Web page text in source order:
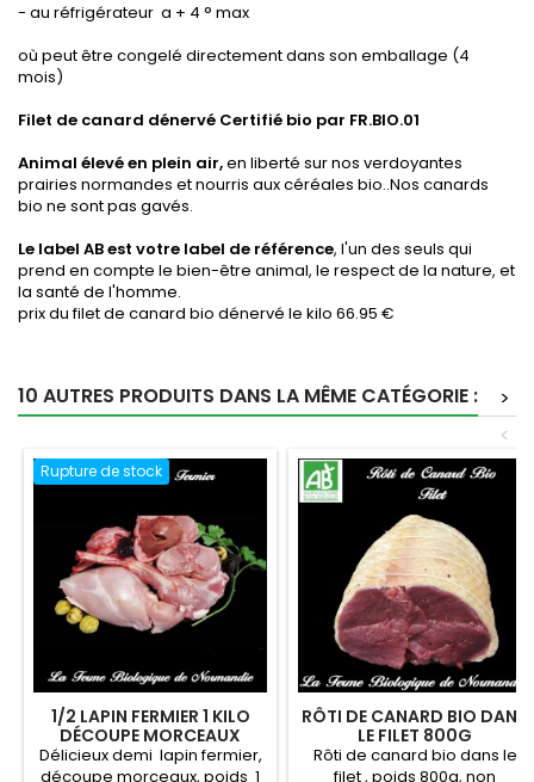
- au réfrigérateur a + 4 ° max
où peut être congelé directement dans son emballage (4
mois)
Filet de canard dénervé Certifié bio par FR.BIO.01
Animal élevé en plein air,en liberté sur nos verdoyantes
prairies normandes et nourris aux céréales bio..Nos canards
bio ne sont pas gavés.
Le label AB est votre label de référence, l'un des seuls qui
prend en compte le bien-être animal, le respect de la nature, et
la santé de l'homme.
prix du filet de canard bio dénervé le kilo 66.95 €
10 AUTRES PRODUITS DANS LA MÊME CATÉGORIE :
>
<
Rupture de stock
1/2 LAPIN FERMIER 1 KILO
DÉCOUPE MORCEAUX
Délicieux demi lapin fermier,
découpe morceaux, poids 1
RÔTI DE CANARD BIO DANS
LE FILET 800G
Rôti de canard bio dans le
filet , poids 800g, non